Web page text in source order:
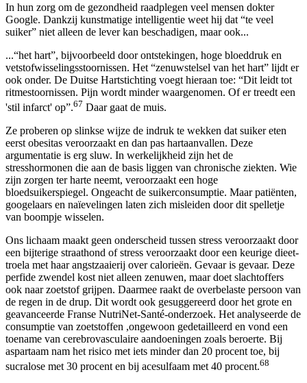
In hun zorg om de gezondheid raadplegen veel mensen dokter
Google. Dankzij kunstmatige intelligentie weet hij dat “te veel
suiker” niet alleen de lever kan beschadigen, maar ook...
...“het hart”, bijvoorbeeld door ontstekingen, hoge bloeddruk en
vetstofwisselingsstoornissen. Het “zenuwstelsel van het hart” lijdt er
ook onder. De Duitse Hartstichting voegt hieraan toe: “Dit leidt tot
ritmestoornissen. Pijn wordt minder waargenomen. Of er treedt een
'stil infarct' op”.67 Daar gaat de muis.
Ze proberen op slinkse wijze de indruk te wekken dat suiker eten
eerst obesitas veroorzaakt en dan pas hartaanvallen. Deze
argumentatie is erg sluw. In werkelijkheid zijn het de
stresshormonen die aan de basis liggen van chronische ziekten. Wie
zijn zorgen ter harte neemt, veroorzaakt een hoge
bloedsuikerspiegel. Ongeacht de suikerconsumptie. Maar patiënten,
googelaars en naïevelingen laten zich misleiden door dit spelletje
van boompje wisselen.
Ons lichaam maakt geen onderscheid tussen stress veroorzaakt door
een bijterige straathond of stress veroorzaakt door een keurige dieet-
troela met haar angstzaaierij over calorieën. Gevaar is gevaar. Deze
perfide zwendel kost niet alleen zenuwen, maar doet slachtoffers
ook naar zoetstof grijpen. Daarmee raakt de overbelaste persoon van
de regen in de drup. Dit wordt ook gesuggereerd door het grote en
geavanceerde Franse NutriNet-Santé-onderzoek. Het analyseerde de
consumptie van zoetstoffen ,ongewoon gedetailleerd en vond een
toename van cerebrovasculaire aandoeningen zoals beroerte. Bij
aspartaam nam het risico met iets minder dan 20 procent toe, bij
sucralose met 30 procent en bij acesulfaam met 40 procent.68